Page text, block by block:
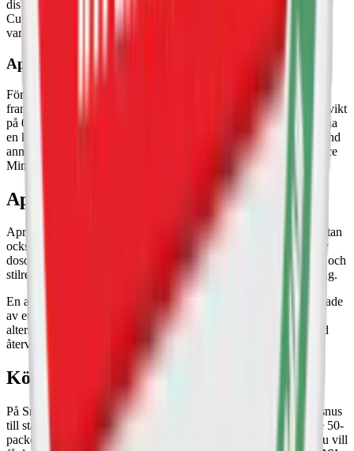
diskretion och känsla under läppen. Smaker som Après Lemon
Curd, Après Cola och Après Ice Tea Peach är några av de många
varianter som finns i detta format.
Après Mini
För de som föredrar ett ännu mer diskret alternativ har Après tagit
fram sitt vita minisnus. Mini-prillorna är ca. 27% mindre med en vikt
på 0,4 gram per prilla. Trots sin lilla storlek levererar mini-prillorna
en komplett upplevelse med både smak och nikotin och finns bland
annat i varianterna Après Cola Mini och Après Raspberry Liqorice
Mini.
Après – design och dosor
Après utmärker sig inte bara genom sitt unika utbud av smaker utan
också genom den omsorg som lagts på design och utformning av
dosorna. Dosorna från Après är utformade med en minimalistisk och
stilren design som reflekterar varumärkets skandinaviska ursprung.
En annan nämnvärd aspekt av Après-dosorna är att de är tillverkade
av ett växtbaserade material, vilket gör dem till ett mer hållbart
alternativ jämfört med traditionella plastdosor. Kom ihåg att alltid
återvinna dina snusdosor enligt din kommuns regler.
Köp Après snus online
På Snuset.se hittar du Après kompletta sortiment, från milt minisnus
till starkare varianter. Välj dosa, 10-pack, 30-pack eller de större 50-
packen. När du handlar Après på Snuset.se väljer du själv hur du vill